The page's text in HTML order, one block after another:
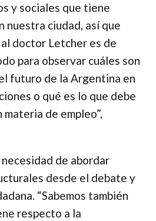
y sociales que tiene
nuestra ciudad, así que
doctor Letcher es de
para observar cuáles son
futuro de la Argentina en
o qué es lo que debe
materia de empleo”,
de abordar
desde el debate y
“Sabemos también
respecto a la